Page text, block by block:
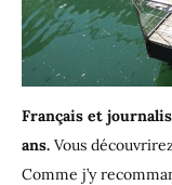
Français et
ans. Vous
Comme j’y